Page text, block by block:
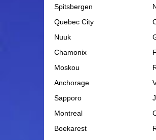
Spitsbergen
Quebec City
Nuuk
Chamonix
Moskou
Anchorage
Sapporo
Montreal
Boekarest